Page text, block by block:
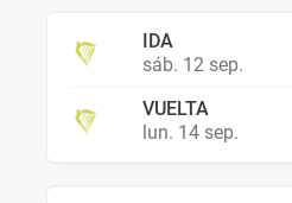
IDA
sáb. 12 sep.
VUELTA
lun. 14 sep.